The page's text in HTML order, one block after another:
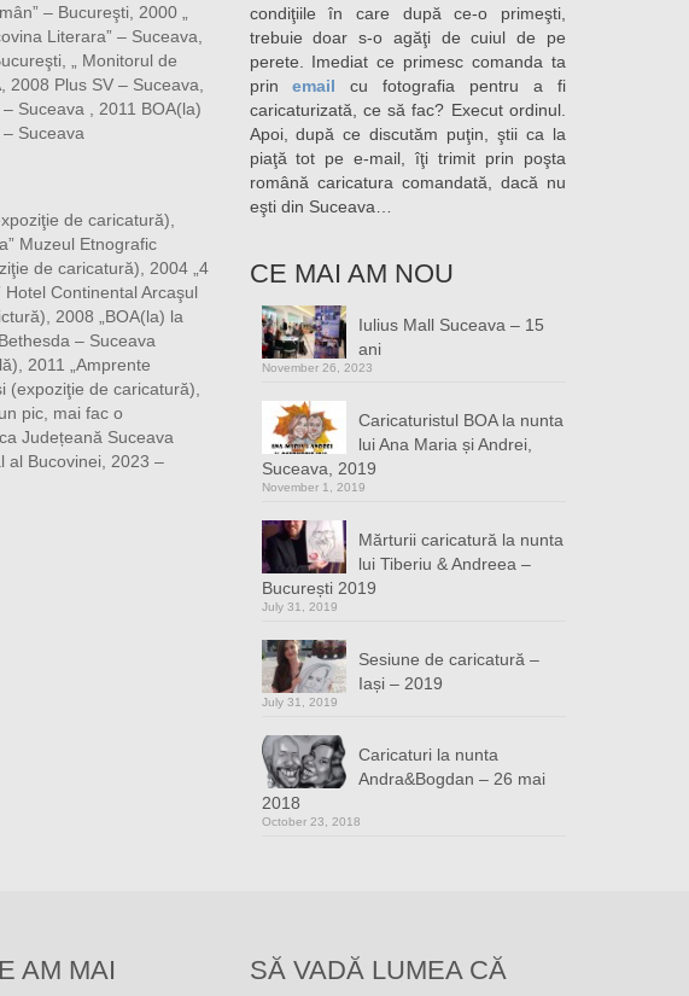
– Bucureşti, 2000 „
Literara” – Suceava,
„ Monitorul de
2008 Plus SV – Suceava,
Suceava , 2011 BOA(la)
Suceava
de caricatură),
Muzeul Etnografic
de caricatură), 2004 „4
Continental Arcaşul
2008 „BOA(la) la
– Suceava
2011 „Amprente
(expoziţie de caricatură),
pic, mai fac o
Județeană Suceava
al Bucovinei, 2023 –
condiţiile în care după ce-o primeşti,
trebuie doar s-o agăţi de cuiul de pe
perete. Imediat ce primesc comanda ta
prinemail cu fotografia pentru a fi
caricaturizată, ce să fac? Execut ordinul.
Apoi, după ce discutăm puţin, ştii ca la
piaţă tot pe e-mail, îţi trimit prin poşta
română caricatura comandată, dacă nu
eşti din Suceava…
CE MAI AM NOU
Iulius Mall Suceava – 15
ani
November 26, 2023
Caricaturistul BOA la nunta
lui Ana Maria și Andrei,
Suceava, 2019
November 1, 2019
Mărturii caricatură la nunta
lui Tiberiu & Andreea –
București 2019
July 31, 2019
Sesiune de caricatură –
Iași – 2019
July 31, 2019
Caricaturi la nunta
Andra&Bogdan – 26 mai
2018
October 23, 2018
AM MAI
SĂ VADĂ LUMEA CĂ